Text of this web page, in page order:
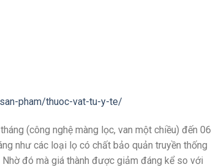
pham/thuoc-vat-tu-y-te/
(công nghệ màng lọc, van một chiều) đến 06
như các loại lọ có chất bảo quản truyền thống
đó mà giá thành được giảm đáng kể so với